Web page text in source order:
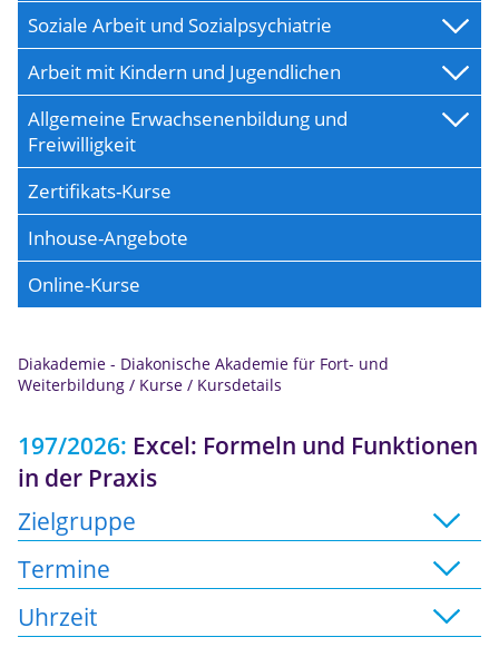
Soziale Arbeit und Sozialpsychiatrie
Arbeit mit Kindern und Jugendlichen
Allgemeine Erwachsenenbildung und
Freiwilligkeit
Zertifikats-Kurse
Inhouse-Angebote
Online-Kurse
Diakademie - Diakonische Akademie für Fort- und
Weiterbildung / Kurse / Kursdetails
197/2026: Excel: Formeln und Funktionen
in der Praxis
Zielgruppe
Termine
Uhrzeit